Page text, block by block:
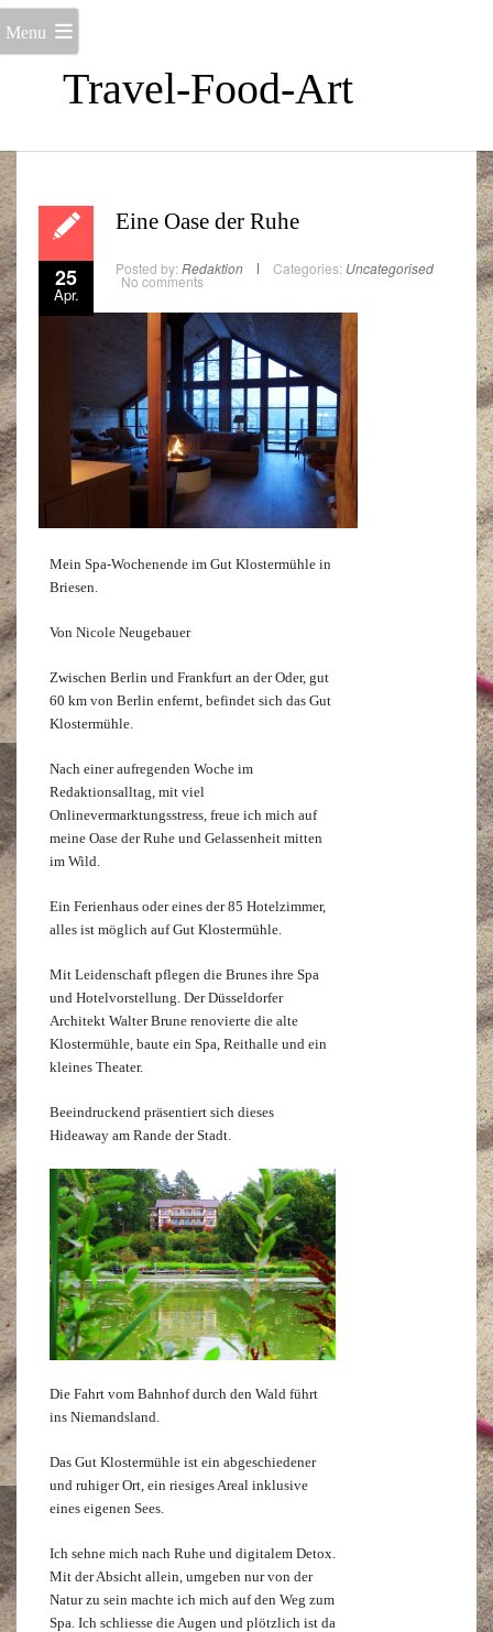
Travel-Food-Art
Menu
25
Apr.
Eine Oase der Ruhe
Posted by: Redaktion Categories: Uncategorised
No comments
Mein Spa-Wochenende im Gut Klostermühle in
Briesen.
Von Nicole Neugebauer
Zwischen Berlin und Frankfurt an der Oder, gut
60 km von Berlin enfernt, befindet sich das Gut
Klostermühle.
Nach einer aufregenden Woche im
Redaktionsalltag, mit viel
Onlinevermarktungsstress, freue ich mich auf
meine Oase der Ruhe und Gelassenheit mitten
im Wild.
Ein Ferienhaus oder eines der 85 Hotelzimmer,
alles ist möglich auf Gut Klostermühle.
Mit Leidenschaft pflegen die Brunes ihre Spa
und Hotelvorstellung. Der Düsseldorfer
Architekt Walter Brune renovierte die alte
Klostermühle, baute ein Spa, Reithalle und ein
kleines Theater.
Beeindruckend präsentiert sich dieses
Hideaway am Rande der Stadt.
Die Fahrt vom Bahnhof durch den Wald führt
ins Niemandsland.
Das Gut Klostermühle ist ein abgeschiedener
und ruhiger Ort, ein riesiges Areal inklusive
eines eigenen Sees.
Ich sehne mich nach Ruhe und digitalem Detox.
Mit der Absicht allein, umgeben nur von der
Natur zu sein machte ich mich auf den Weg zum
Spa. Ich schliesse die Augen und plötzlich ist da